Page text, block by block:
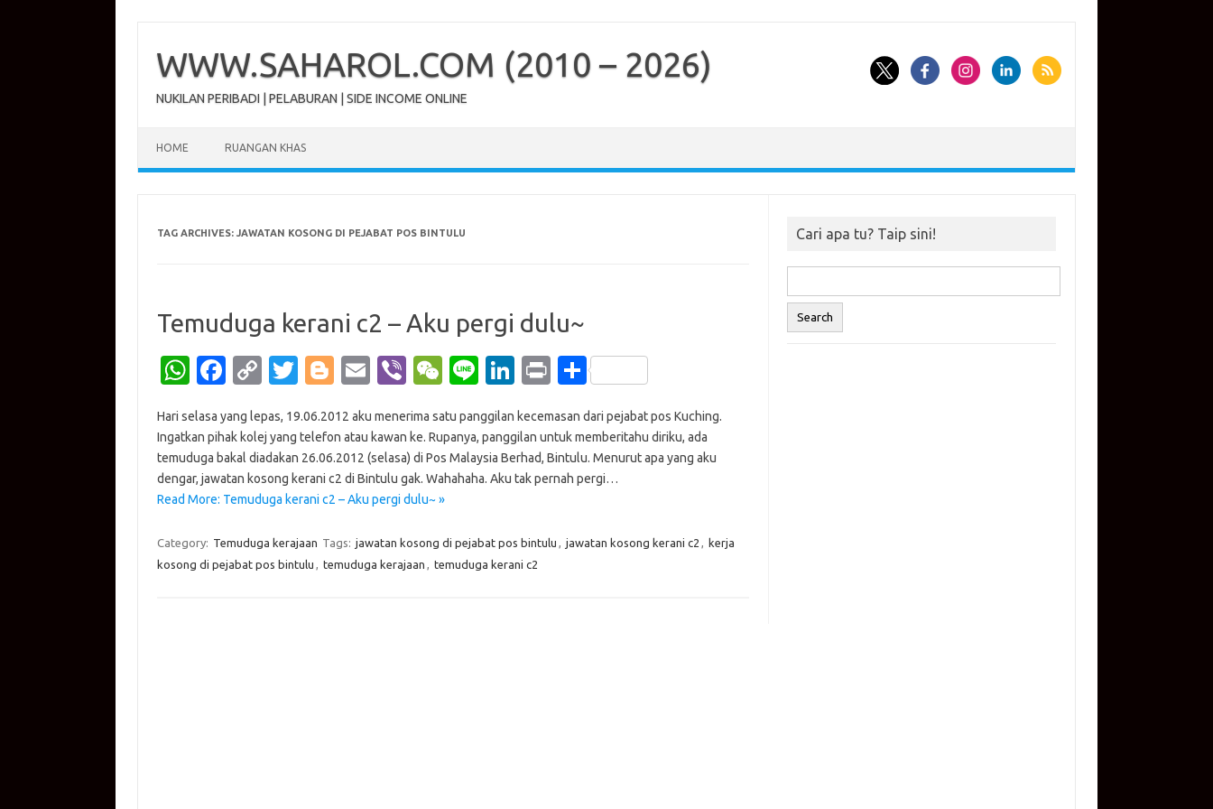
contentWWW.SAHAROL.COM (2010 – 2026)
NUKILAN PERIBADI | PELABURAN | SIDE INCOME ONLINE
HOME RUANGAN KHAS
TAG ARCHIVES: JAWATAN KOSONG DI PEJABAT POS BINTULU
Temuduga kerani c2 – Aku pergi dulu~
W
at
s
A
p
p
Fa
e
b
o
o
k
C
p
y
Li
n
k
T
it
te
r
Bl
g
g
er
E
ail
Vi
er
W
C
h
at
Li
e
Li
k
e
dI
Pr
t
S
ar
e
Hari selasa yang lepas, 19.06.2012 aku menerima satu panggilan kecemasan dari pejabat pos Kuching.
Ingatkan pihak kolej yang telefon atau kawan ke. Rupanya, panggilan untuk memberitahu diriku, ada
temuduga bakal diadakan 26.06.2012 (selasa) di Pos Malaysia Berhad, Bintulu. Menurut apa yang aku
dengar, jawatan kosong kerani c2 di Bintulu gak. Wahahaha. Aku tak pernah pergi…
Read More: Temuduga kerani c2 – Aku pergi dulu~ »
Category: Temuduga kerajaan Tags: jawatan kosong di pejabat pos bintulu , jawatan kosong kerani c2 , kerja
kosong di pejabat pos bintulu , temuduga kerajaan , temuduga kerani c2
Cari apa tu? Taip sini!